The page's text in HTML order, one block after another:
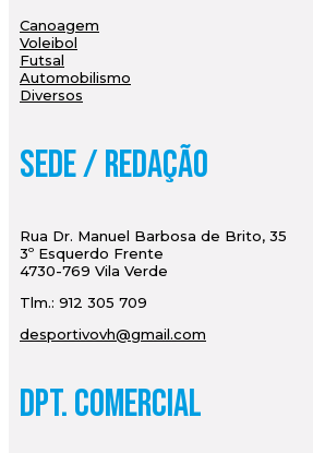
Canoagem
Voleibol
Futsal
Automobilismo
Diversos
Sede / Redação
Rua Dr. Manuel Barbosa de Brito, 35
3º Esquerdo Frente
4730-769 Vila Verde
Tlm.: 912 305 709
desportivovh@gmail.com
Dpt. Comercial